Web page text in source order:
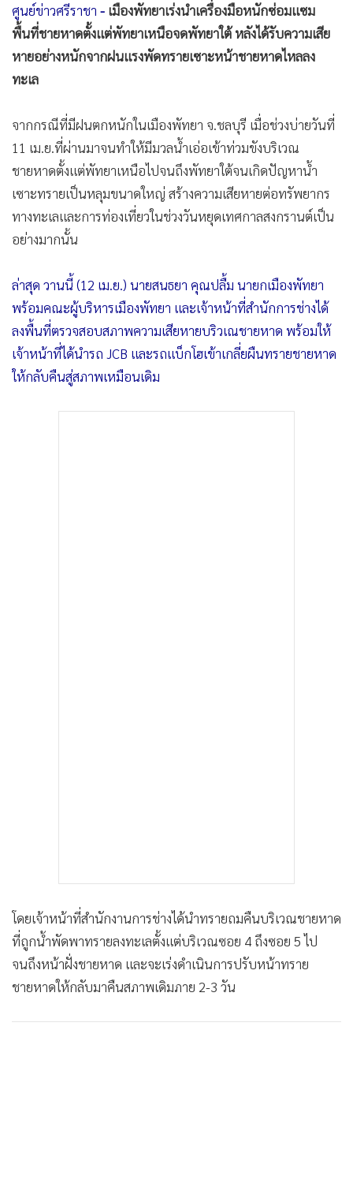
• เศรษฐกิจ-ธุรกิจ
• จีน
• ชุมชน-คุณภาพชีวิต
• อาชญากรรม
Motoring
วิทยาศาสตร์
• หุ้น
• อินโดจีน
• Celeb Online
• Factcheck
• ญี่ปุ่น
• News1
• Gotomanager
ศูนย์ข่าวศรีราชา - เมืองพัทยาเร่งนำเครื่องมือหนักซ่อมแซม
พื้นที่ชายหาดตั้งแต่พัทยาเหนือจดพัทยาใต้ หลังได้รับความเสีย
หายอย่างหนักจากฝนแรงพัดทรายเซาะหน้าชายหาดไหลลง
ทะเล
จากกรณีที่มีฝนตกหนักในเมืองพัทยา จ.ชลบุรี เมื่อช่วงบ่ายวันที่
11 เม.ย.ที่ผ่านมาจนทำให้มีมวลน้ำเอ่อเข้าท่วมขังบริเวณ
ชายหาดตั้งแต่พัทยาเหนือไปจนถึงพัทยาใต้จนเกิดปัญหาน้ำ
เซาะทรายเป็นหลุมขนาดใหญ่ สร้างความเสียหายต่อทรัพยากร
ทางทะเลและการท่องเที่ยวในช่วงวันหยุดเทศกาลสงกรานต์เป็น
อย่างมากนั้น
ล่าสุด วานนี้ (12 เม.ย.) นายสนธยา คุณปลื้ม นายกเมืองพัทยา
พร้อมคณะผู้บริหารเมืองพัทยา และเจ้าหน้าที่สำนักการช่างได้
ลงพื้นที่ตรวจสอบสภาพความเสียหายบริวเณชายหาด พร้อมให้
เจ้าหน้าที่ได้นำรถ JCB และรถแบ็กโฮเข้าเกลี่ยผืนทรายชายหาด
ให้กลับคืนสู่สภาพเหมือนเดิม
โดยเจ้าหน้าที่สำนักงานการช่างได้นำทรายถมคืนบริเวณชายหาด
ที่ถูกน้ำพัดพาทรายลงทะเลตั้งแต่บริเวณซอย 4 ถึงซอย 5 ไป
จนถึงหน้าฝั่งชายหาด และจะเร่งดำเนินการปรับหน้าทราย
ชายหาดให้กลับมาคืนสภาพเดิมภาย 2-3 วัน